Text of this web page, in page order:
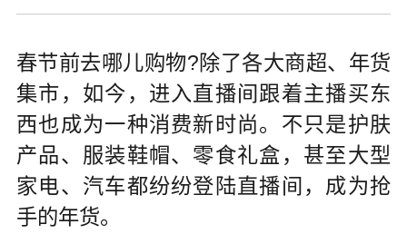
春节前去哪儿购物?除了各大商超、年货
集市，如今，进入直播间跟着主播买东
西也成为一种消费新时尚。不只是护肤
产品、服装鞋帽、零食礼盒，甚至大型
家电、汽车都纷纷登陆直播间，成为抢
手的年货。